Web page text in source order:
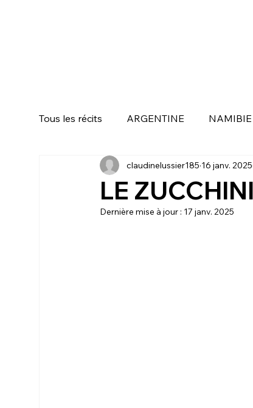
Tous les récits ARGENTINE NAMIBIE
KUALA LUMPUR ( MALAISIE )
LE
claudinelussier185 16 janv. 2025
Dernière mise à jour : 17 janv. 2025